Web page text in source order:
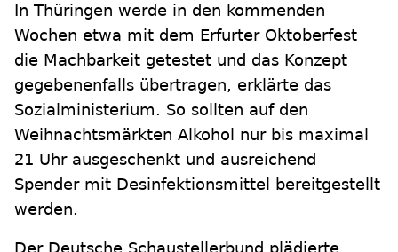
In Thüringen werde in den kommenden
Wochen etwa mit dem Erfurter Oktoberfest
die Machbarkeit getestet und das Konzept
gegebenenfalls übertragen, erklärte das
Sozialministerium. So sollten auf den
Weihnachtsmärkten Alkohol nur bis maximal
21 Uhr ausgeschenkt und ausreichend
Spender mit Desinfektionsmittel bereitgestellt
werden.
Der Deutsche Schaustellerbund plädierte